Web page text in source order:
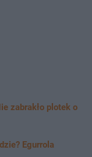
zabrakło plotek o
Egurrola